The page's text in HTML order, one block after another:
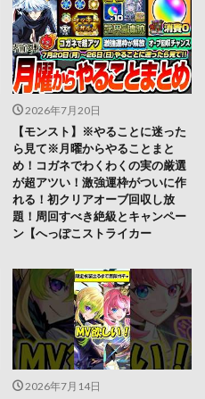
2026年7月20日
【モンスト】※やることに迷った
ら見て※月曜からやることまと
め！コガネでわくわくの実の厳選
が超アツい！激強運枠がついに作
れる！初クリアオーブ回収し放
題！周回すべき絶級とキャンペー
ン【へっぽこストライカー
2026年7月14日